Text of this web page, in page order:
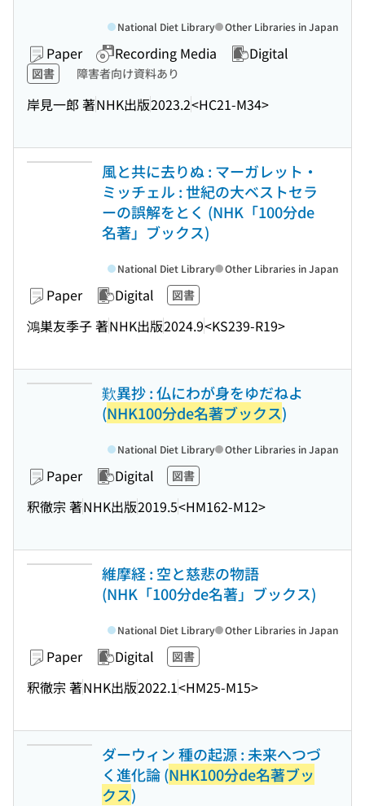
Paper Recording Media Digital
図書 障害者向け資料あり
岸見一郎 著NHK出版2023.2<HC21-M34>
National Diet Library Other Libraries in Japan
風と共に去りぬ : マーガレット・
ミッチェル : 世紀の大ベストセラ
ーの誤解をとく (NHK「100分de
名著」ブックス)
Paper Digital 図書
鴻巣友季子 著NHK出版2024.9<KS239-R19>
National Diet Library Other Libraries in Japan
歎異抄 : 仏にわが身をゆだねよ
(NHK100分de名著ブックス)
Paper Digital 図書
釈徹宗 著NHK出版2019.5<HM162-M12>
National Diet Library Other Libraries in Japan
維摩経 : 空と慈悲の物語
(NHK「100分de名著」ブックス)
Paper Digital 図書
釈徹宗 著NHK出版2022.1<HM25-M15>
National Diet Library Other Libraries in Japan
ダーウィン 種の起源 : 未来へつづ
く進化論 (NHK100分de名著ブッ
クス)